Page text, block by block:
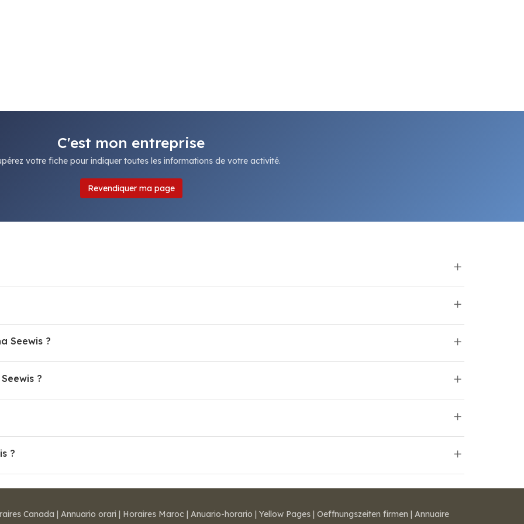
C'est mon entreprise
votre fiche pour indiquer toutes les informations de votre activité.
Revendiquer ma page
Seewis ?
?
?
Canada | Annuario orari | Horaires Maroc | Anuario-horario | Yellow Pages | Oeffnungszeiten firmen | Annuaire